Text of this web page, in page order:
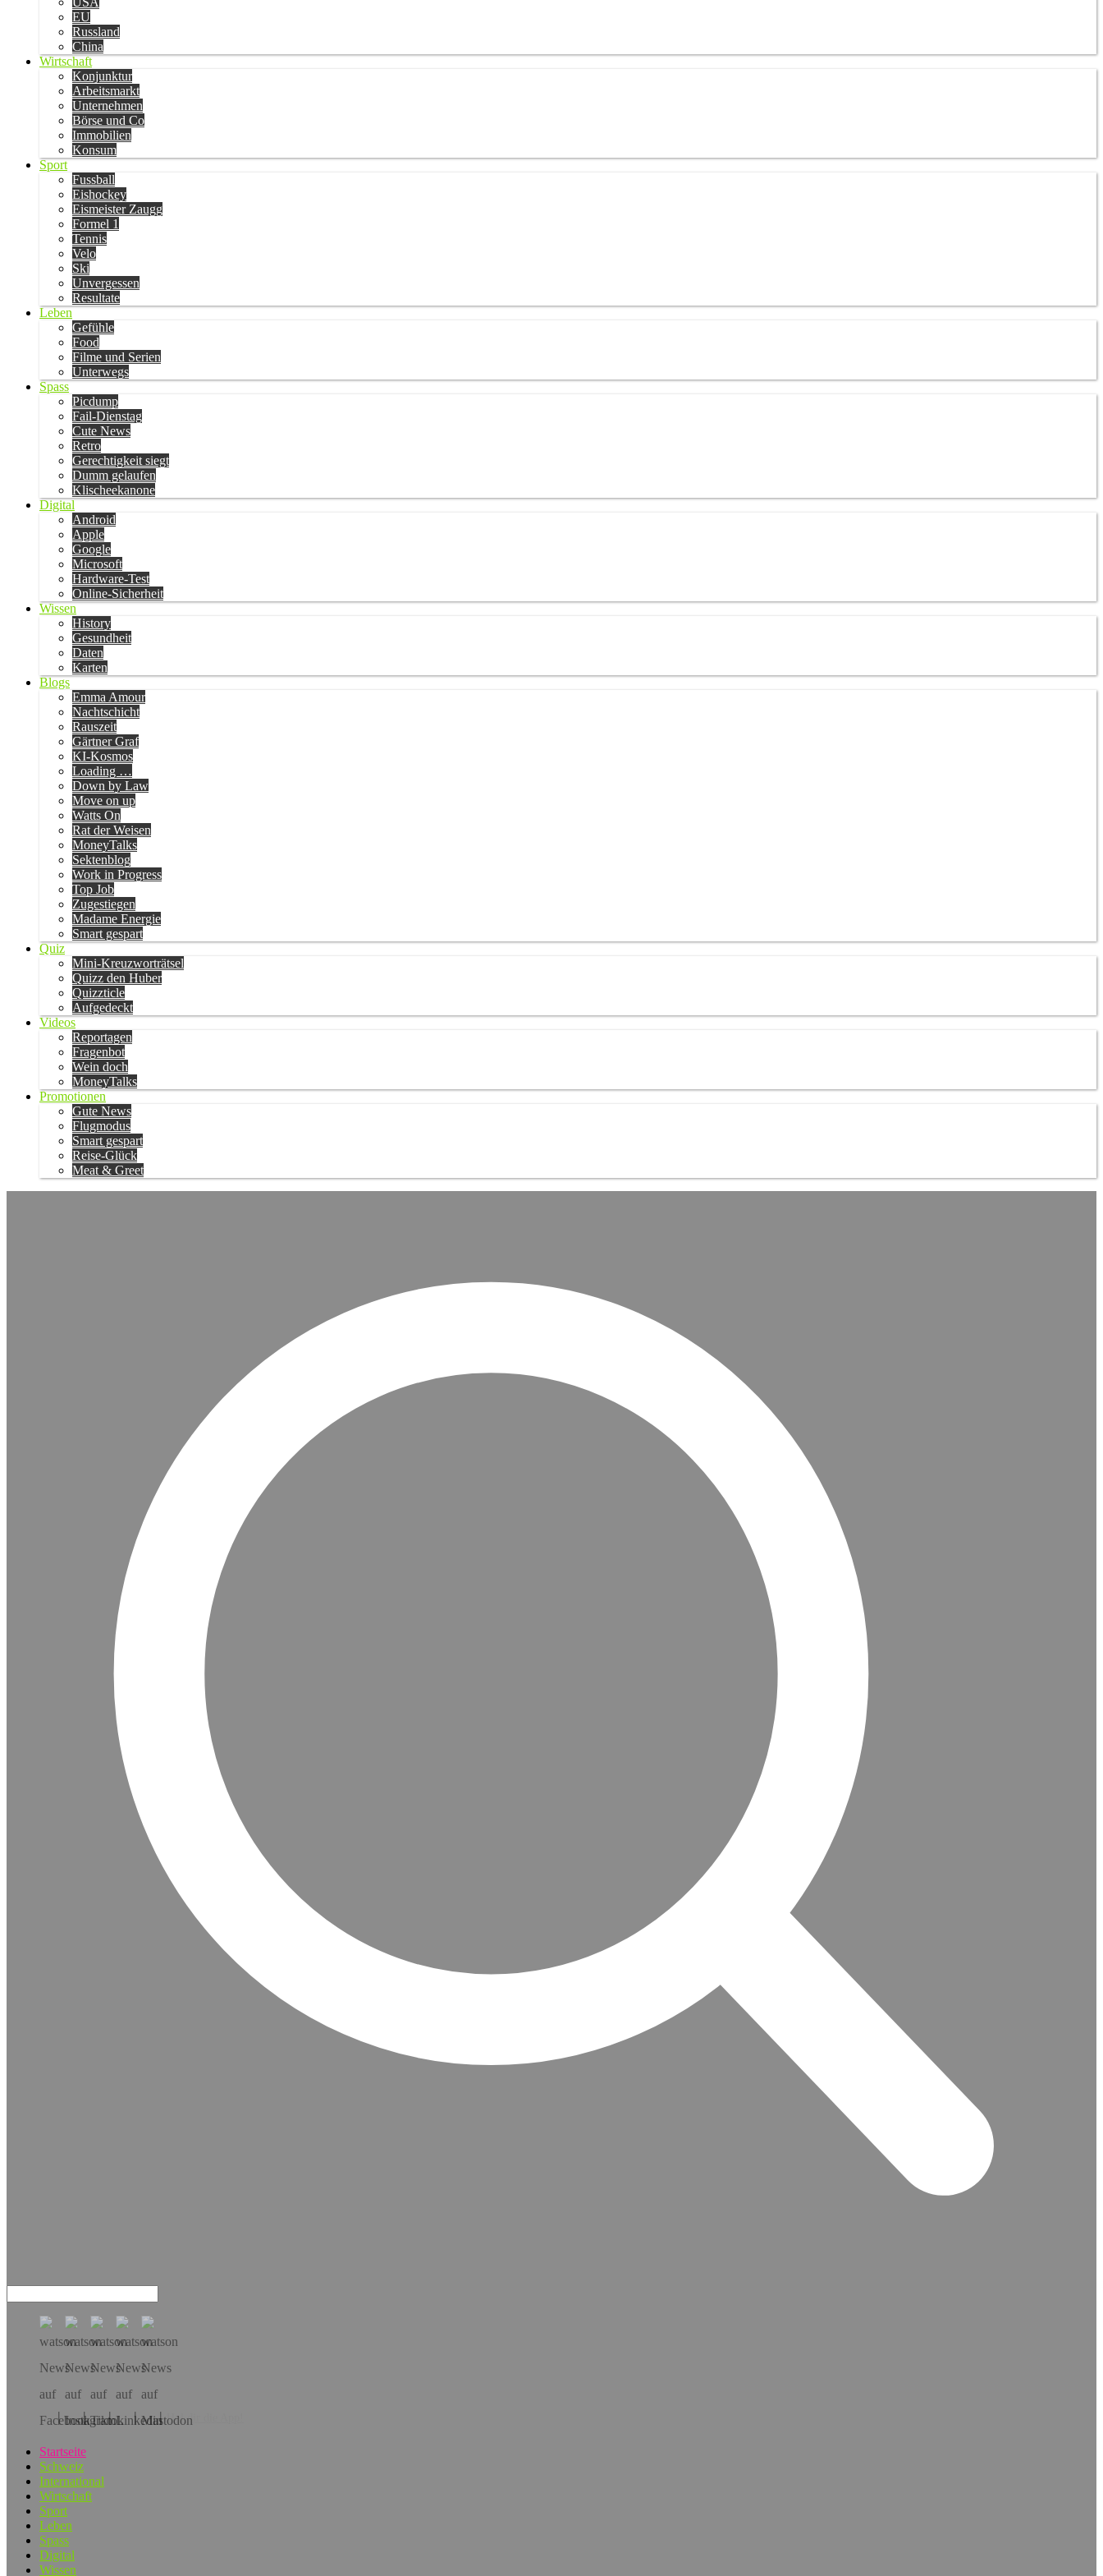
EU
Russland
China
Wirtschaft
Konjunktur
Arbeitsmarkt
Unternehmen
Börse und Co
Immobilien
Konsum
Sport
Fussball
Eishockey
Eismeister Zaugg
Formel 1
Tennis
Velo
Ski
Unvergessen
Resultate
Leben
Gefühle
Food
Filme und Serien
Unterwegs
Spass
Picdump
Fail-Dienstag
Cute News
Retro
Gerechtigkeit siegt
Dumm gelaufen
Klischeekanone
Digital
Android
Apple
Google
Microsoft
Hardware-Test
Online-Sicherheit
Wissen
History
Gesundheit
Daten
Karten
Blogs
Emma Amour
Nachtschicht
Rauszeit
Gärtner Graf
KI-Kosmos
Loading …
Down by Law
Move on up
Watts On
Rat der Weisen
MoneyTalks
Sektenblog
Work in Progress
Top Job
Zugestiegen
Madame Energie
Smart gespart
Quiz
Mini-Kreuzworträtsel
Quizz den Huber
Quizzticle
Aufgedeckt
Videos
Reportagen
Fragenbot
Wein doch
MoneyTalks
Promotionen
Gute News
Flugmodus
Smart gespart
Reise-Glück
Meat & Greet
Hol dir die App!
Startseite
Schweiz
International
Wirtschaft
Sport
Leben
Spass
Digital
Wissen